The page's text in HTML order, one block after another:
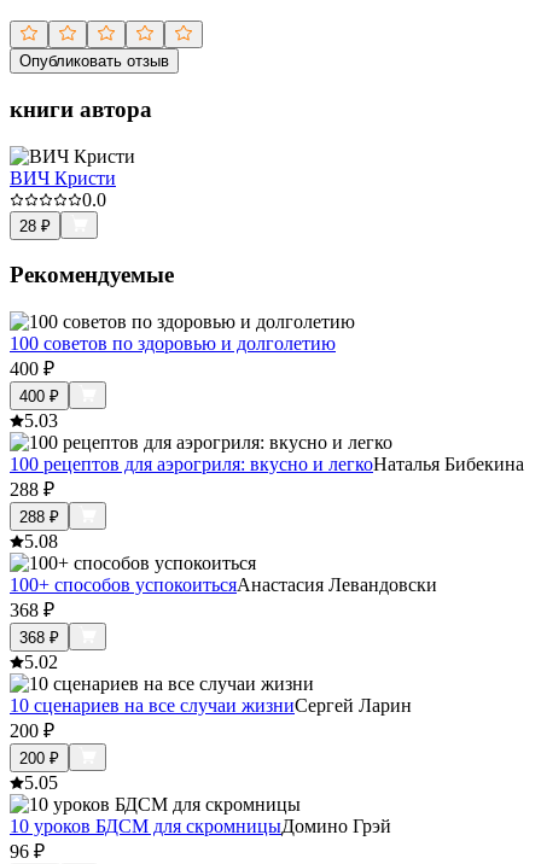
Опубликовать отзыв
книги автора
ВИЧ Кристи
0.0
28 ₽
Рекомендуемые
100 советов по здоровью и долголетию
400 ₽
400 ₽
5.03
100 рецептов для аэрогриля: вкусно и легкоНаталья Бибекина
288 ₽
288 ₽
5.08
100+ способов успокоитьсяАнастасия Левандовски
368 ₽
368 ₽
5.02
10 сценариев на все случаи жизниСергей Ларин
200 ₽
200 ₽
5.05
10 уроков БДСМ для скромницыДомино Грэй
96 ₽